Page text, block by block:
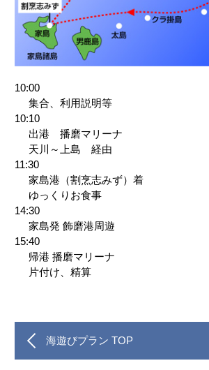
10:00
集合、利用説明等
10:10
出港 播磨マリーナ
天川～上島 経由
11:30
家島港（割烹志みず）着
ゆっくりお食事
14:30
家島発 飾磨港周遊
15:40
帰港 播磨マリーナ
片付け、精算
海遊びプラン TOP